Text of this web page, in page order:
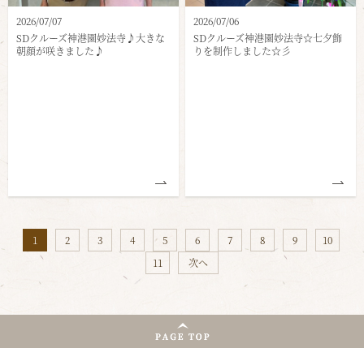
2026/07/07
SDクルーズ神港園妙法寺♪大きな
朝顔が咲きました♪
2026/07/06
SDクルーズ神港園妙法寺☆七夕飾
りを制作しました☆彡
1 2 3 4 5 6 7 8 9
10
11
次へ